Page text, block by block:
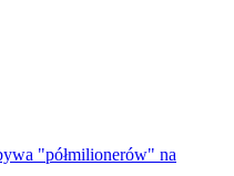
"półmilionerów" na